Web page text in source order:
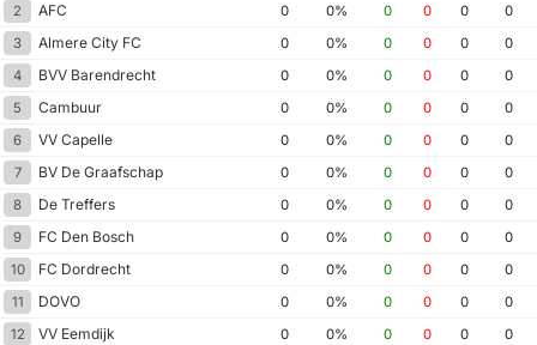
2
AFC 0 0% 0 0 0
0
3
Almere City FC 0 0% 0 0 0
0
4
BVV Barendrecht 0 0% 0 0 0
0
5
Cambuur 0 0% 0 0 0
0
6
VV Capelle 0 0% 0 0 0
0
7
BV De Graafschap 0 0% 0 0 0
0
8
De Treffers 0 0% 0 0 0
0
9
FC Den Bosch 0 0% 0 0 0
0
10
FC Dordrecht 0 0% 0 0 0
0
11
DOVO 0 0% 0 0 0
0
12
VV Eemdijk 0 0% 0 0 0
0